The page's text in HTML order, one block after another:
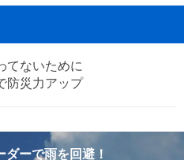
てないために
防災力アップ
ダーで雨を回避！